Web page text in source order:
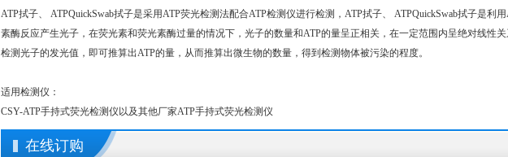
ATP拭子、 ATPQuickSwab拭子是采用ATP荧光检测法配合ATP检测仪进行检测，ATP拭子、 ATPQuickSwab拭子是利
素酶反应产生光子，在荧光素和荧光素酶过量的情况下，光子的数量和ATP的量呈正相关，在一定范围内呈绝对线性
检测光子的发光值，即可推算出ATP的量，从而推算出微生物的数量，得到检测物体被污染的程度。
适用检测仪：
CSY-ATP手持式荧光检测仪以及其他厂家ATP手持式荧光检测仪
在线订购